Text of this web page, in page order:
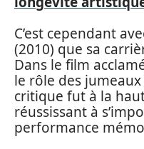
C’est cependant
(2010) que sa
Dans le film
le rôle des
critique fut à la
réussissant à
performance